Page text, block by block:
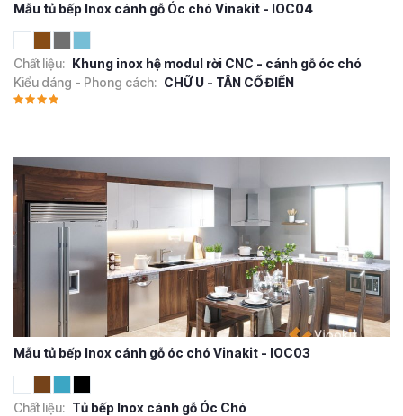
Mẫu tủ bếp Inox cánh gỗ Óc chó Vinakit - IOC04
Chất liệu: Khung inox hệ modul rời CNC - cánh gỗ óc chó
Kiểu dáng - Phong cách: CHỮ U - TÂN CỔ ĐIỂN
Mẫu tủ bếp Inox cánh gỗ óc chó Vinakit - IOC03
Chất liệu: Tủ bếp Inox cánh gỗ Óc Chó